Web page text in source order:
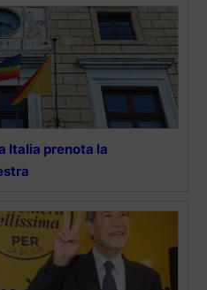
Italia prenota la